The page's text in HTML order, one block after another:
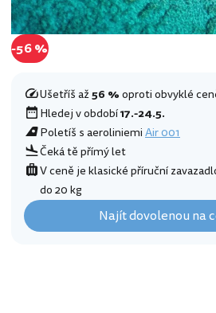
-56 %
Ušetříš až56 %oproti obvyklé
Hledej v období17.-24.5.
Poletíš s aeroliniemiAir 001
Čeká tě přímý let
V ceně je klasické příruční
do 20 kg
Najít dovolenou na